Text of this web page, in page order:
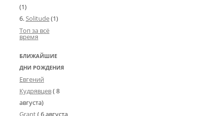
(1)
Solitude(1)
Топ за всё
время
БЛИЖАЙШИЕ
ДНИ РОЖДЕНИЯ
Евгений
Кудрявцев( 8
августа)
Grant(6 августа